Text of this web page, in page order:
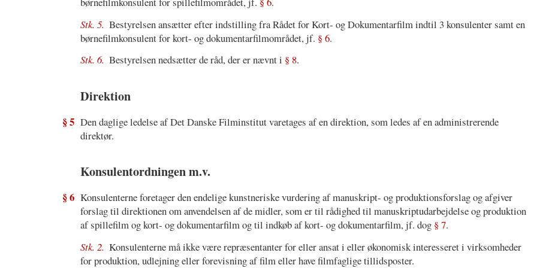
Stk. 5. Bestyrelsen ansætter efter indstilling fra Rådet for Kort- og Dokumentarfilm indtil 3 konsulenter samt en
børnefilmkonsulent for kort- og dokumentarfilmområdet, jf. § 6.
Stk. 6. Bestyrelsen nedsætter de råd, der er nævnt i § 8.
Direktion
§ 5 Den daglige ledelse af Det Danske Filminstitut varetages af en direktion, som ledes af en administrerende
direktør.
Konsulentordningen m.v.
§ 6 Konsulenterne foretager den endelige kunstneriske vurdering af manuskript- og produktionsforslag og afgiver
forslag til direktionen om anvendelsen af de midler, som er til rådighed til manuskriptudarbejdelse og produktion
af spillefilm og kort- og dokumentarfilm og til indkøb af kort- og dokumentarfilm, jf. dog § 7.
Stk. 2. Konsulenterne må ikke være repræsentanter for eller ansat i eller økonomisk interesseret i virksomheder
for produktion, udlejning eller forevisning af film eller have filmfaglige tillidsposter.